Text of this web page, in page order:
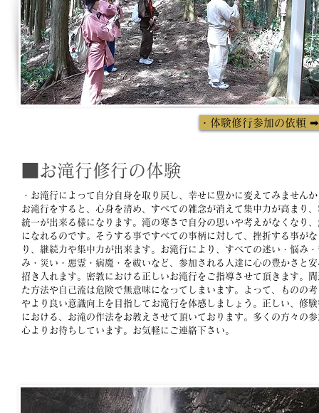
・体験修行参加の依
■お滝行修行の体験
・お滝行によって自分自身を取り戻し、幸せに豊かに変えてみません
お滝行をすると、心身を清め、すべての雑念が消えて集中力が高まり
統一が出来る様になります。滝の寒さで自分の思いや考えがなくなり
になれるのです。そうする事ですべての事柄に対して、挫折する事が
り、継続力や集中力が出来ます。お滝行により、すべての迷い・悩み
み・災い・悪霊・病魔・を祓いなど、参加される人達に心の豊かさと
招き入れます。密教における正しいお滝行をご指導させて頂きます。
た方法や自己流は危険で無意味になってしまいます。よって、ものの
やより良い意識向上を目指してお滝行を体感しましょう。正しい、修
における、お滝の作法をお教えさせて頂いております。​多くの方々の
心よりお待ちしています。お気軽にご連絡下さい。